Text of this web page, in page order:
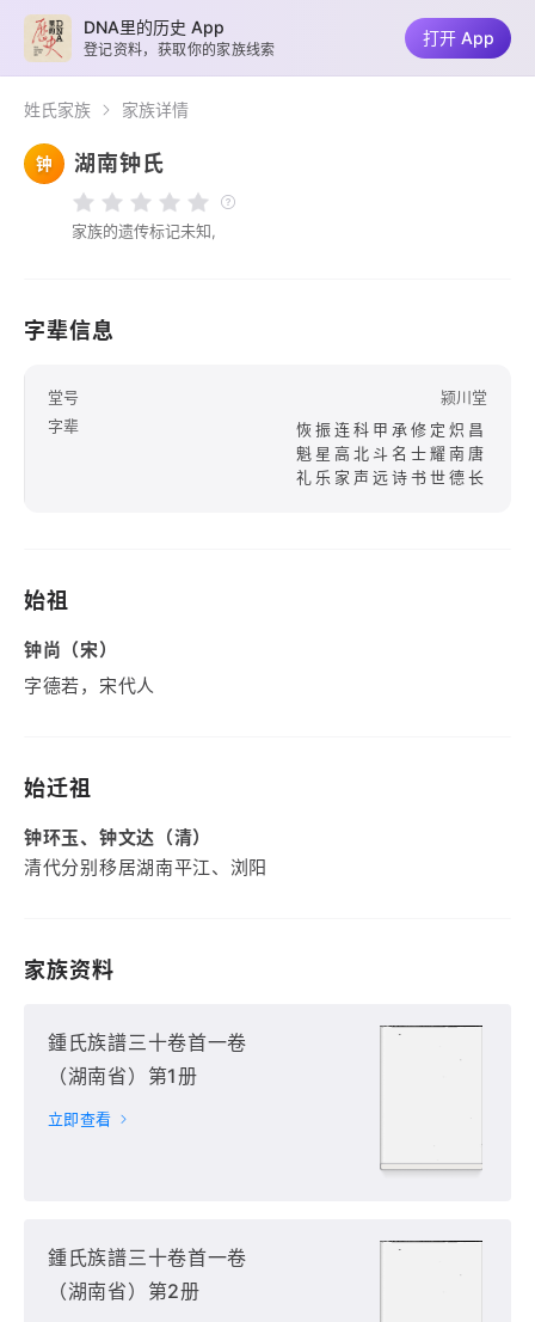
姓氏家族 家族详情
钟 湖南钟氏
家族的遗传标记未知,
字辈信息
堂号
颍川堂
字辈
恢振连科甲承修定炽昌
魁星高北斗名士耀南唐
礼乐家声远诗书世德长
始祖
钟尚（宋）
字德若，宋代人
始迁祖
钟环玉、钟文达（清）
清代分别移居湖南平江、浏阳
家族资料
鍾氏族譜三十卷首一卷
（湖南省）第1册
立即查看
鍾氏族譜三十卷首一卷
（湖南省）第2册
DNA里的历史 App
登记资料，获取你的家族线索
打开 App